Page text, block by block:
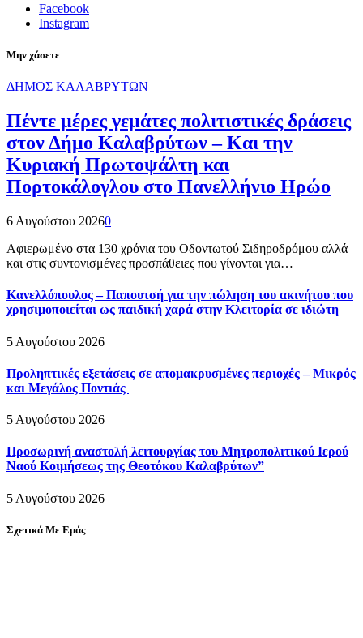
Facebook
Instagram
Μην χάσετε
ΔΗΜΟΣ ΚΑΛΑΒΡΥΤΩΝ
Πέντε μέρες γεμάτες πολιτιστικές δράσεις
στον Δήμο Καλαβρύτων – Και την
Κυριακή Πρωτοψάλτη και
Πορτοκάλογλου στο Πανελλήνιο Ηρώο
6 Αυγούστου 20260
Αφιερωμένο στα 130 χρόνια του Οδοντωτού Σιδηροδρόμου αλλά
και στις συντονισμένες προσπάθειες που γίνονται για…
Κανελλόπουλος – Παπουτσή για την πώληση του ακινήτου που
χρησιμοποιείται ως παιδική χαρά στην Κλειτορία σε ιδιώτη
5 Αυγούστου 2026
Προληπτικές εξετάσεις σε απομακρυσμένες περιοχές – Μικρός
και Μεγάλος Ποντιάς
5 Αυγούστου 2026
Προσωρινή αναστολή λειτουργίας του Μητροπολιτικού Ιερού
Ναού Κοιμήσεως της Θεοτόκου Καλαβρύτων”
5 Αυγούστου 2026
Σχετικά Με Εμάς